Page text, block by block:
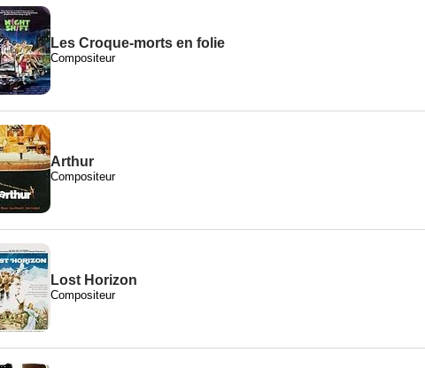
Les Croque-morts en folie
Compositeur
Arthur
Compositeur
Lost Horizon
Compositeur